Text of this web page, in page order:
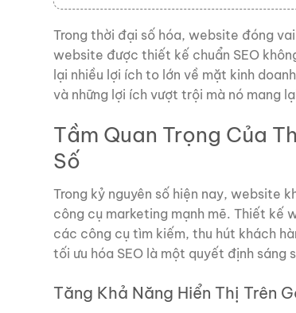
Trong thời đại số hóa, website đóng
website được thiết kế chuẩn SEO
lại nhiều lợi ích to lớn về mặt kinh
và những lợi ích vượt trội mà nó mang
Tầm Quan Trọng Của
Số
Trong kỷ nguyên số hiện nay, website
công cụ marketing mạnh mẽ. Thiết kế
các công cụ tìm kiếm, thu hút khách
tối ưu hóa SEO là một quyết định sáng
Tăng Khả Năng Hiển Thị Trên